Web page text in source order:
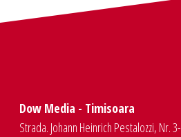
Dow Media - Timisoara
Strada. Johann Heinrich Pestalozzi, Nr. 3-